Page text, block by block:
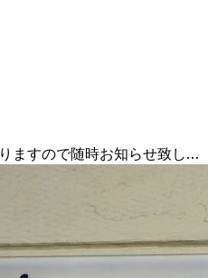
ますので随時お知らせ致しま